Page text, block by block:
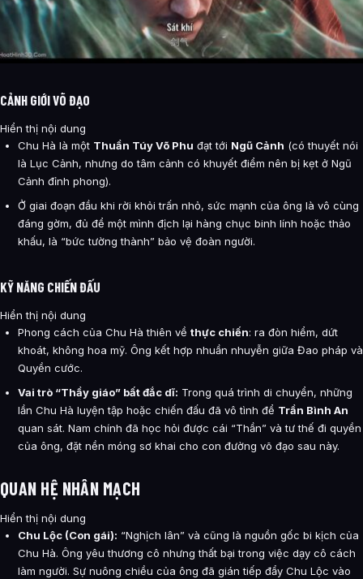
CẢNH GIỚI VÕ ĐẠO
Hiển thị nội dung
Chu Hà là một Thuần Túy Võ Phu đạt tới Ngũ Cảnh (có thuyết nói
là Lục Cảnh, nhưng do tâm cảnh có khuyết điểm nên bị kẹt ở Ngũ
Cảnh đỉnh phong).
Ở giai đoạn đầu khi rời khỏi trấn nhỏ, sức mạnh của ông là vô cùng
đáng gờm, đủ để một mình địch lại hàng chục binh lính hoặc thảo
khấu, là “bức tường thành” bảo vệ đoàn người.
KỸ NĂNG CHIẾN ĐẤU
Hiển thị nội dung
Phong cách của Chu Hà thiên về thực chiến: ra đòn hiểm, dứt
khoát, không hoa mỹ. Ông kết hợp nhuần nhuyễn giữa Đao pháp và
Quyền cước.
Vai trò “Thầy giáo” bất đắc dĩ: Trong quá trình di chuyển, những
lần Chu Hà luyện tập hoặc chiến đấu đã vô tình để Trần Bình An
quan sát. Nam chính đã học hỏi được cái “Thần” và tư thế đi quyền
của ông, đặt nền móng sơ khai cho con đường võ đạo sau này.
QUAN HỆ NHÂN MẠCH
Hiển thị nội dung
Chu Lộc (Con gái): “Nghịch lân” và cũng là nguồn gốc bi kịch của
Chu Hà. Ông yêu thương cô nhưng thất bại trong việc dạy cô cách
làm người. Sự nuông chiều của ông đã gián tiếp đẩy Chu Lộc vào